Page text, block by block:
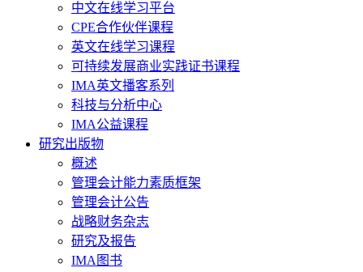
中文在线学习平台
CPE合作伙伴课程
英文在线学习课程
可持续发展商业实践证书课程
IMA英文播客系列
科技与分析中心
IMA公益课程
研究出版物
概述
管理会计能力素质框架
管理会计公告
战略财务杂志
研究及报告
IMA图书